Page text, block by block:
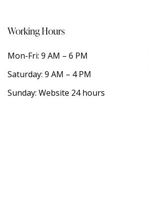
Working Hours
Mon-Fri: 9 AM – 6 PM
Saturday: 9 AM – 4 PM
Sunday: Website 24 hours